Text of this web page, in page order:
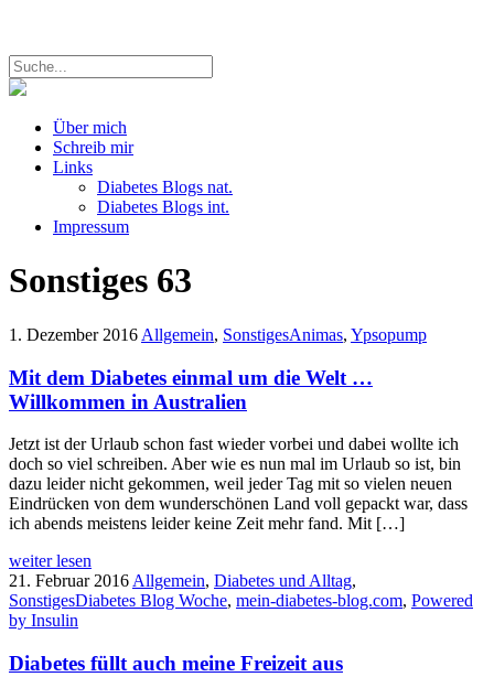
Über mich
Schreib mir
Links
Diabetes Blogs nat.
Diabetes Blogs int.
Impressum
Sonstiges 63
1. Dezember 2016 Allgemein, SonstigesAnimas, Ypsopump
Mit dem Diabetes einmal um die Welt …
Willkommen in Australien
Jetzt ist der Urlaub schon fast wieder vorbei und dabei wollte ich
doch so viel schreiben. Aber wie es nun mal im Urlaub so ist, bin
dazu leider nicht gekommen, weil jeder Tag mit so vielen neuen
Eindrücken von dem wunderschönen Land voll gepackt war, dass
ich abends meistens leider keine Zeit mehr fand. Mit […]
weiter lesen
21. Februar 2016 Allgemein, Diabetes und Alltag,
SonstigesDiabetes Blog Woche, mein-diabetes-blog.com, Powered
by Insulin
Diabetes füllt auch meine Freizeit aus